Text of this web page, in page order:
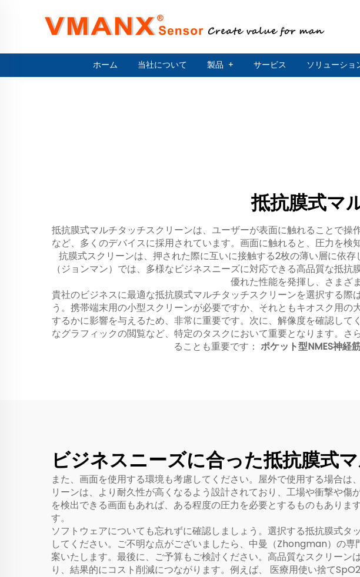
ホーム 当社について 製品 + サービス ソリューショ
抵抗膜式マ
抵抗膜式マルチタッチスクリーンは、ユーザーが表面に触れることで
など、多くのデバイスに採用されています。画面に触れると、圧力を
抗膜式スクリーンは、押された際に互いに接触する2枚の薄い層に依
（ジョンマン）では、多様なビジネスニーズに対応できる高品質な抵
優れた性能を発揮し、さまざ
貴社のビジネスに最適な抵抗膜式マルチタッチスクリーンを選択する
う。携帯端末用の小型スクリーンが必要ですか、それともキオスク用
するかに影響を与えるため、非常に重要です。次に、解像度を確認し
なグラフィックの閲覧など、特定のタスクにおいて重要となります。
ることも重要です： ポケット型NMES神経
ビジネスニーズに合った抵抗膜式
また、画面を使用する環境も考慮してください。屋外で使用する場合
リーンは、より耐久性が高くなるよう設計されており、工場や衝撃や
を検出できる画面もあれば、ある程度の圧力を必要とするものもあり
す。
ソフトウェアについても忘れずに確認しましょう。選択する抵抗膜式
してください。ご不明な点がございましたら、中曼（Zhongman）の
案いたします。最後に、ご予算もご検討ください。高品質なスクリー
り、結果的にコスト削減につながります。例えば、 医療用使い捨て